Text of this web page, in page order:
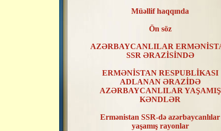
Müəllif haqqında
Ön söz
AZƏRBAYCANLILAR
SSR ƏRAZİSİNDƏ
ERMƏNİSTAN RESPUBLİKASI
ADLANAN ƏRAZİDƏ
AZƏRBAYCANLILAR YAŞAMIŞ
KƏNDLƏR
Ermənistan SSR-də azərbaycanlılar
yaşamış rayonlar